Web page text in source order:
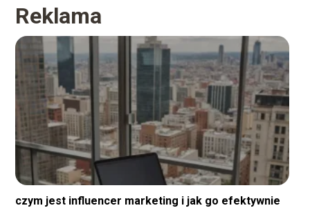
Reklama
czym jest influencer marketing i jak go efektywnie